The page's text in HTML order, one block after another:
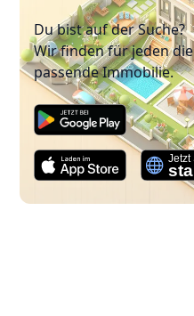
Du bist auf der Suche?
Wir finden für jeden die
passende Immobilie.